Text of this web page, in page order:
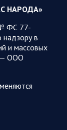
по
и сёлах
«На
НАРОДА»
ФС 77-
в
и массовых
— ООО